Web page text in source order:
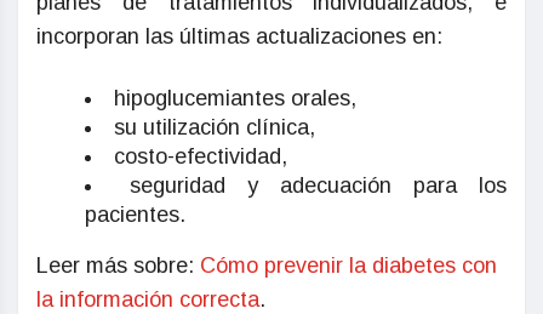
incorporan las últimas actualizaciones en:
hipoglucemiantes orales,
su utilización clínica,
costo-efectividad,
seguridad y adecuación para los
pacientes.
Leer más sobre: Cómo prevenir la diabetes con
la información correcta.